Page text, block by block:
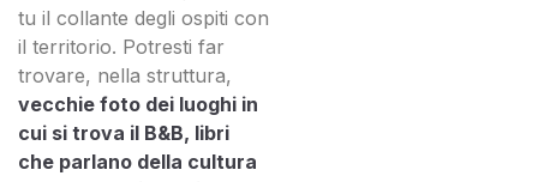
tu il collante degli ospiti con
il territorio. Potresti far
trovare, nella struttura,
vecchie foto dei luoghi in
cui si trova il B&B, libri
che parlano della cultura